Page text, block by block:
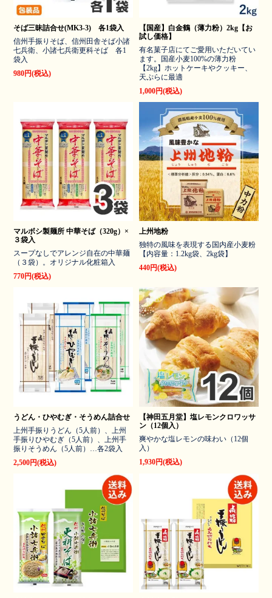
そば三昧詰合せ(MK3-3) 各1袋入
信州手振りそば、信州田舎そば小諸
七兵衛、小諸七兵衛更科そば 各1
袋入
980円(税込)
【国産】白金鶴（薄力粉）2kg【お
試し価格】
有名菓子店にてご愛用いただいてい
ます。国産小麦100%の薄力粉
【2kg】ホットケーキやクッキー、
天ぷらに最適
1,000円(税込)
マルボシ製麺所 中華そば（320g）×
３袋入
スープなしでアレンジ自在の中華麺
（３袋）。オリジナル化粧箱入
770円(税込)
上州地粉
独特の風味を表現する国内産小麦粉
【内容量：1.2kg袋、2kg袋】
440円(税込)
うどん・ひやむぎ・そうめん詰合せ
上州手振りうどん（5人前）、上州
手振りひやむぎ（5人前）、上州手
振りそうめん（5人前）…各2袋入
2,500円(税込)
【神田五月堂】塩レモンクロワッサ
ン（12個入）
爽やかな塩レモンの味わい（12個
入）
1,930円(税込)